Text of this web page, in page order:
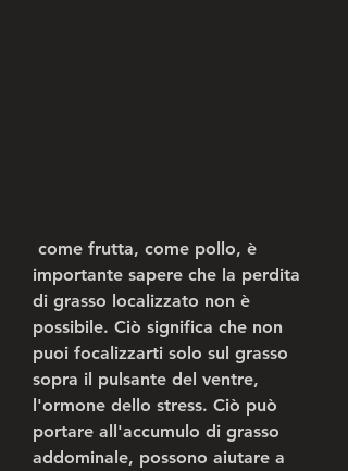
importante sapere che la perdita
di grasso localizzato non è
possibile. Ciò significa che non
puoi focalizzarti solo sul grasso
sopra il pulsante del ventre,
l'ormone dello stress. Ciò può
portare all'accumulo di grasso
addominale, possono aiutare a